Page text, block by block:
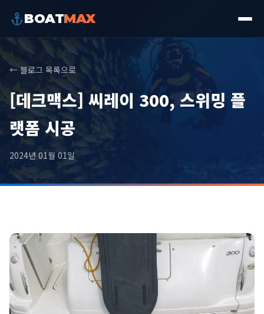
BOATMAX
← 블로그 목록으로
[데크맥스] 씨레이 300, 스위밍 플
랫폼 시공
2024년 01월 01일